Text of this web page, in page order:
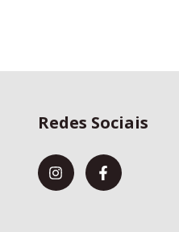
Redes Sociais